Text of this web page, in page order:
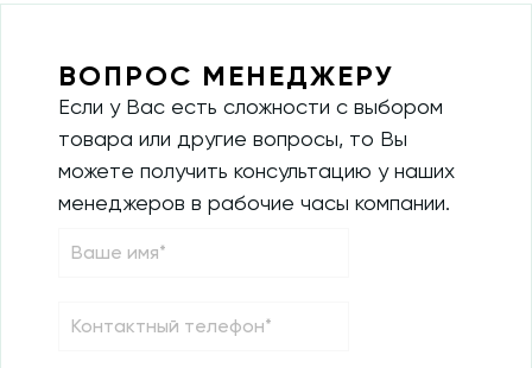
ВОПРОС МЕНЕДЖЕРУ
Если у Вас есть сложности с выбором
товара или другие вопросы, то Вы
можете получить консультацию у наших
менеджеров в рабочие часы компании.